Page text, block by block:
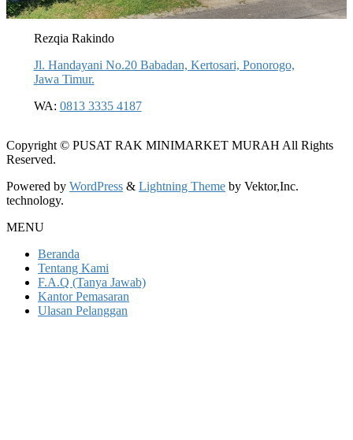
Rezqia Rakindo
Jl. Handayani No.20 Babadan, Kertosari, Ponorogo,
Jawa Timur.
WA: 0813 3335 4187
Copyright © PUSAT RAK MINIMARKET MURAH All Rights
Reserved.
Powered by WordPress & Lightning Theme by Vektor,Inc.
technology.
MENU
Beranda
Tentang Kami
F.A.Q (Tanya Jawab)
Kantor Pemasaran
Ulasan Pelanggan